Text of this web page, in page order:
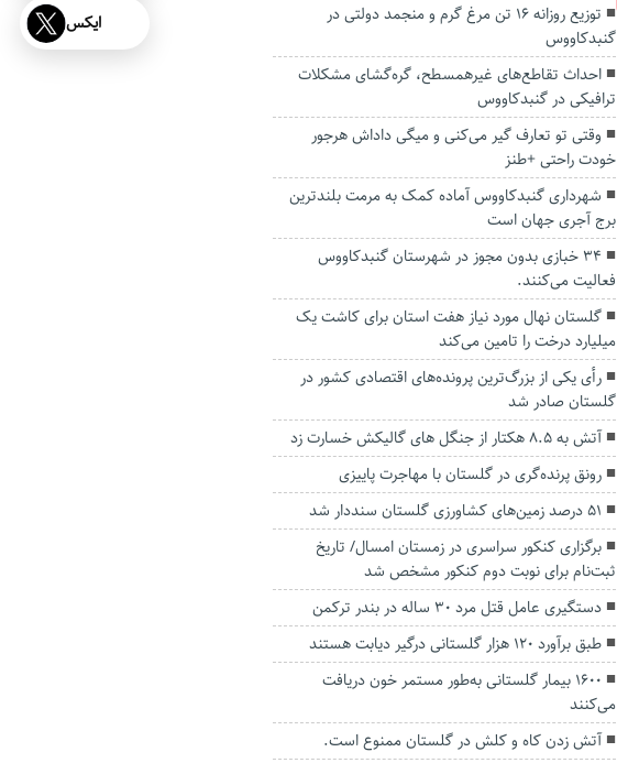
توزیع روزانه ۱۶ تن مرغ گرم و منجمد دولتی در
گنبدکاووس
احداث تقاطع‌های غیرهمسطح، گره‌گشای مشکلات
ترافیکی در گنبدکاووس
وقتی تو تعارف گیر می‌کنی و میگی داداش هرجور
خودت راحتی +طنز
شهرداری گنبدکاووس آماده کمک به مرمت بلندترین
برج آجری جهان است
۳۴ خبازی بدون مجوز در شهرستان گنبدکاووس
فعالیت می‌کنند.
گلستان نهال مورد نیاز هفت استان برای کاشت یک
میلیارد درخت را تامین می‌کند
رأی یکی از بزرگ‌ترین پرونده‌های اقتصادی کشور در
گلستان صادر شد
آتش به ۸.۵ هکتار از جنگل های گالیکش خسارت زد
رونق پرنده‌گری در گلستان با مهاجرت پاییزی
۵۱ درصد زمین‌های کشاورزی گلستان سنددار شد
برگزاری کنکور سراسری در زمستان امسال/ تاریخ
ثبت‌نام برای نوبت دوم کنکور مشخص شد
دستگیری عامل قتل مرد ۳۰ ساله در بندر ترکمن
طبق برآورد ۱۲۰ هزار گلستانی درگیر دیابت هستند
۱۶۰۰ بیمار گلستانی به‌طور مستمر خون دریافت
می‌کنند
آتش زدن کاه و کلش در گلستان ممنوع است.
ایکس